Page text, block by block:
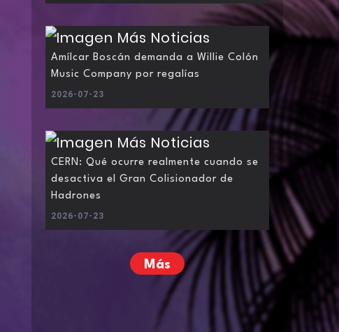
Amílcar Boscán demanda a Willie Colón
Music Company por regalías
2026-07-23
CERN: Qué ocurre realmente cuando se
desactiva el Gran Colisionador de
Hadrones
2026-07-23
Más